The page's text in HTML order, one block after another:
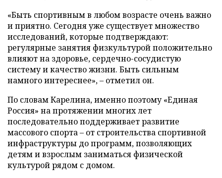
«Быть спортивным в любом возрасте очень важно
и приятно. Сегодня уже существует множество
исследований, которые подтверждают:
регулярные занятия физкультурой положительно
влияют на здоровье, сердечно-сосудистую
систему и качество жизни. Быть сильным
намного интереснее», – отметил он.
По словам Карелина, именно поэтому «Единая
Россия» на протяжении многих лет
последовательно поддерживает развитие
массового спорта – от строительства спортивной
инфраструктуры до программ, позволяющих
детям и взрослым заниматься физической
культурой рядом с домом.